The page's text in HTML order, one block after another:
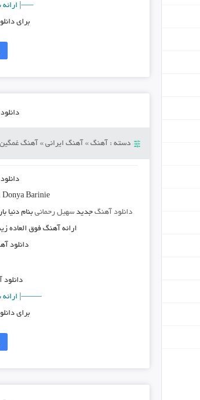
—–|
برای
دسته : آهنگ» آهنگ ایرانی» آهنگ غمگین
Donya Barinie
دانلود آهنگ جدیدسهیل رحمانیبنامدنیا
ارائه آهنگ فوق العاده
دانلود
——–| ارائه
برای